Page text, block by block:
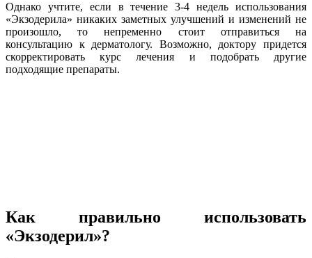
Однако учтите, если в течение 3-4 недель использования
«Экзодерила» никаких заметных улучшений и изменений не
произошло, то непременно стоит отправиться на
консультацию к дерматологу. Возможно, доктору придется
скорректировать курс лечения и подобрать другие
подходящие препараты.
Как правильно использовать
«Экзодерил»?